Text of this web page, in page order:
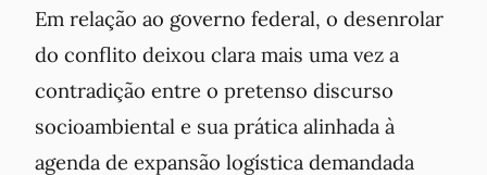
Em relação ao governo federal, o desenrolar
do conflito deixou clara mais uma vez a
contradição entre o pretenso discurso
socioambiental e sua prática alinhada à
agenda de expansão logística demandada